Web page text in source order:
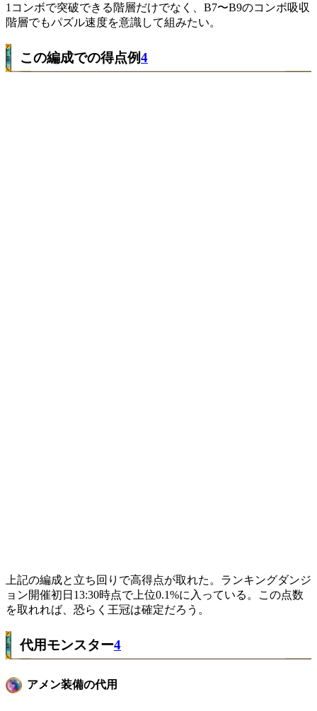
1コンボで突破できる階層だけでなく、B7〜B9のコンボ吸収
階層でもパズル速度を意識して組みたい。
この編成での得点例4
上記の編成と立ち回りで高得点が取れた。ランキングダンジ
ョン開催初日13:30時点で上位0.1%に入っている。この点数
を取れれば、恐らく王冠は確定だろう。
代用モンスター4
アメン装備の代用